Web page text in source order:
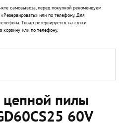
самовывоза, перед покупкой рекомендуем
или по телефону. Для
Товар резервируется на сутки.
корзину или по телефону.
цепной пилы
60V